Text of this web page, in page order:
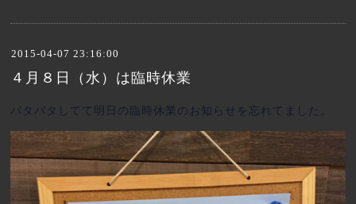
2015-04-07 23:16:00
４月８日（水）は臨時休業
バタバタしてて明日の臨時休業のお知らせを忘れてました。